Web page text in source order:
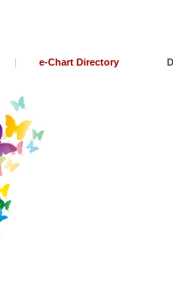
| e-Chart Directory